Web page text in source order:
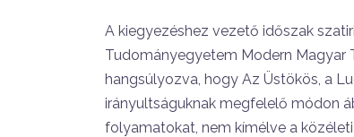
A kiegyezéshez vezető időszak
Tudományegyetem Modern Magyar
hangsúlyozva, hogy Az Üstökös, a
irányultságuknak megfelelő módon
folyamatokat, nem kímélve a